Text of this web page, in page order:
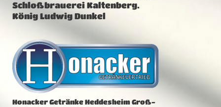
Schloßbrauerei Kaltenberg.
König Ludwig Dunkel
Honacker Getränke Heddesheim Groß-